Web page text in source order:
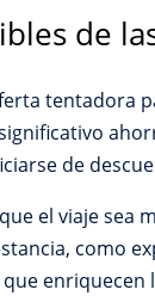
de
tentadora
de
el viaje sea
como
enriquecen